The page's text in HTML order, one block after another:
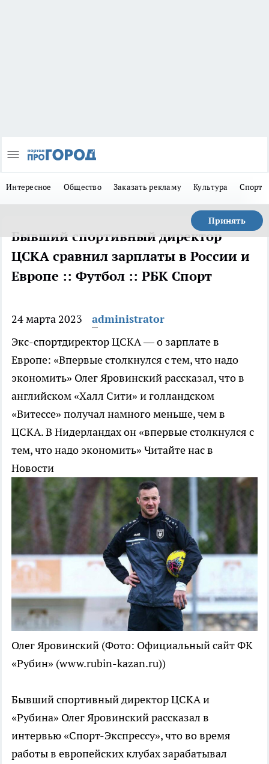
Интересное Общество Заказать рекламу Культура Спорт
Принять
Бывший спортивный директор
ЦСКА сравнил зарплаты в России и
Европе :: Футбол :: РБК Спорт
24 марта 2023
administrator
Экс-спортдиректор ЦСКА — о зарплате в
Европе: «Впервые столкнулся с тем, что надо
экономить» Олег Яровинский рассказал, что в
английском «Халл Сити» и голландском
«Витессе» получал намного меньше, чем в
ЦСКА. В Нидерландах он «впервые столкнулся с
тем, что надо экономить» Читайте нас в
Новости
Олег Яровинский (Фото: Официальный сайт ФК
«Рубин» (www.rubin-kazan.ru))
Бывший спортивный директор ЦСКА и
«Рубина» Олег Яровинский рассказал в
интервью «Спорт-Экспрессу», что во время
работы в европейских клубах зарабатывал